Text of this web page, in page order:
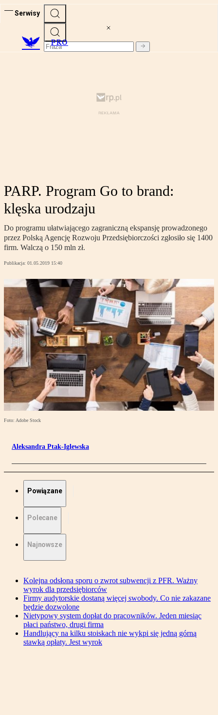
Serwisy
PRO
PARP. Program Go to brand:
klęska urodzaju
Do programu ułatwiającego zagraniczną ekspansję prowadzonego
przez Polską Agencję Rozwoju Przedsiębiorczości zgłosiło się 1400
firm. Walczą o 150 mln zł.
Publikacja: 01.05.2019 15:40
Foto: Adobe Stock
Aleksandra Ptak-Iglewska
Powiązane
Polecane
Najnowsze
Kolejna odsłona sporu o zwrot subwencji z PFR. Ważny
wyrok dla przedsiębiorców
Firmy audytorskie dostaną więcej swobody. Co nie zakazane
będzie dozwolone
Nietypowy system dopłat do pracowników. Jeden miesiąc
płaci państwo, drugi firma
Handlujący na kilku stoiskach nie wykpi się jedną górną
stawką opłaty. Jest wyrok